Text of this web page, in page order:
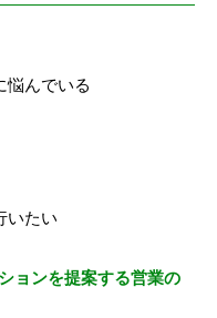
悩んでいる
いたい
ョンを提案する営業の